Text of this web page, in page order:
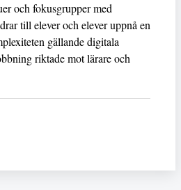
och fokusgrupper med
till elever och elever uppnå en
gällande digitala
riktade mot lärare och